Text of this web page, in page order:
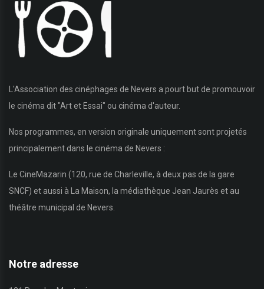
L'Association des cinéphages de Nevers a pourt but de promouvoir
le cinéma dit "Art et Essai" ou cinéma d'auteur.
Nos programmes, en version originale uniquement sont projetés
principalement dans le cinéma de Nevers :
Le CineMazarin (120, rue de Charleville, à deux pas de la gare
SNCF) et aussi à La Maison, la médiathèque Jean Jaurès et au
théâtre municipal de Nevers.
Notre adresse